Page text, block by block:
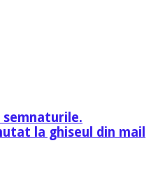
semnaturile.
la ghiseul din mail